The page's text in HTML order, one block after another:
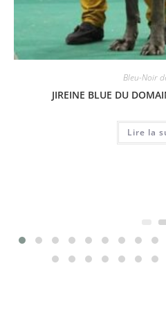
Bleu-Noir
JIREINE BLUE DU
Lire la